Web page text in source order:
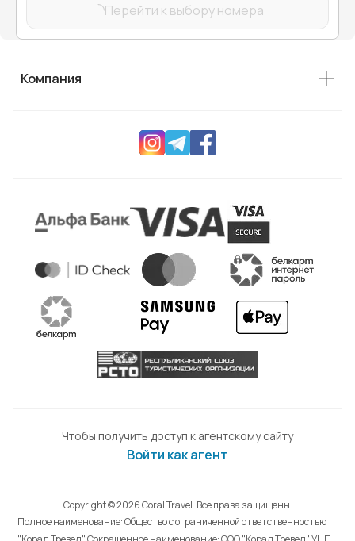
Перейти к выбору номера
Компания
Чтобы получить доступ к агентскому сайту
Войти как агент
Copyright © 2026 Coral Travel. Все права защищены.
Полное наименование: Общество с ограниченной ответственностью